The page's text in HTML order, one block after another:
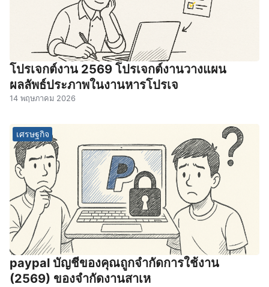
โปรเจกต์งาน 2569 โปรเจกต์งานวางแผน
ผลลัพธ์ประภาพในงานหารโปรเจ
14 พฤษภาคม 2026
เศรษฐกิจ
paypal บัญชีของคุณถูกจํากัดการใช้งาน
(2569) ของจํากัดงานสาเห